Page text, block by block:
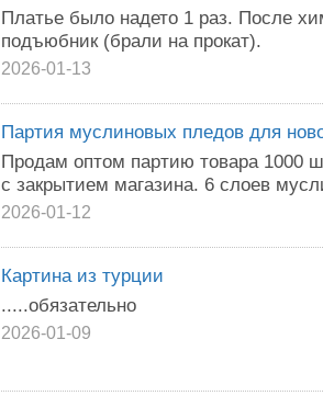
Платье было надето 1 раз. После
подъюбник (брали на прокат).
2026-01-13
Партия муслиновых пледов для
Продам оптом партию товара 1000
с закрытием магазина. 6 слоев
2026-01-12
Картина из турции
.....обязательно
2026-01-09